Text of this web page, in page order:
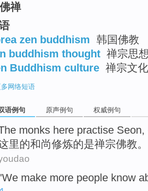
佛禅
zen buddhism 韩国佛教
buddhism thought 禅宗思
Buddhism culture 禅宗文化
网络短语
语例句 原声例句 权威例句
monks here practise Seon,
里的和尚修炼的是禅宗佛教。
We make more people know